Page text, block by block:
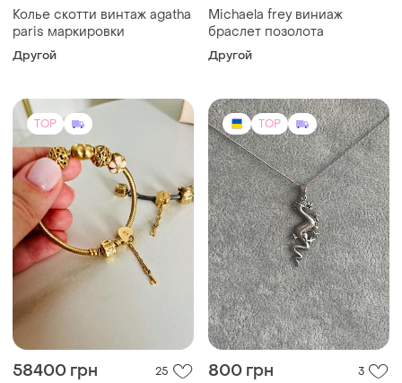
Колье скотти винтаж agatha
paris маркировки
Другой
Michaela frey виниаж
браслет позолота
Другой
TOP
58400 грн 25
TOP
800 грн 3